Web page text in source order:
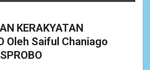
KERAKYATAN
Oleh Saiful Chaniago